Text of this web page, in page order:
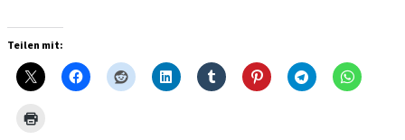
Teilen mit: